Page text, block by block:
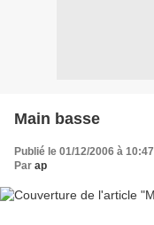
Main basse
Publié le 01/12/2006 à 10:47
Par ap